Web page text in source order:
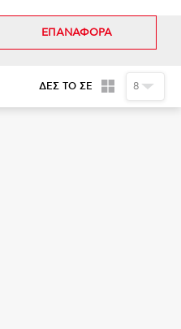
ΕΠΑΝΑΦΟΡΑ
ΔΕΣ ΤΟ ΣΕ 8